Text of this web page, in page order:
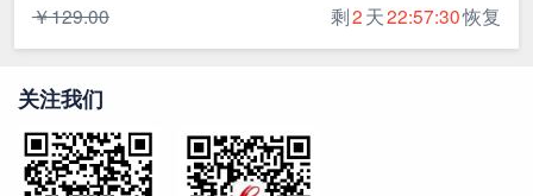
￥129.00 剩2天22:57:30恢复
关注我们